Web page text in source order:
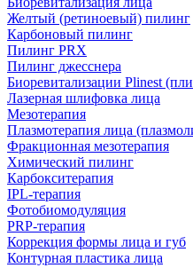
Желтый (ретиноевый) пилинг
Карбоновый пилинг
Пилинг PRX
Пилинг джесснера
Биоревитализации Plinest
Лазерная шлифовка лица
Мезотерапия
Плазмотерапия лица
Фракционная мезотерапия
Химический пилинг
Карбокситерапия
IPL‑терапия
Фотобиомодуляция
PRP-терапия
Коррекция формы лица и губ
Контурная пластика лица